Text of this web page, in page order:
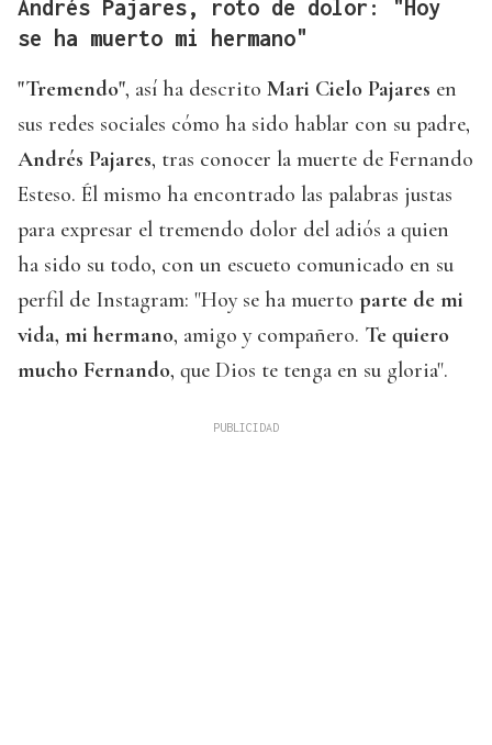
Andrés Pajares, roto de dolor: "Hoy
se ha muerto mi hermano"
"Tremendo", así ha descrito Mari Cielo Pajares en
sus redes sociales cómo ha sido hablar con su padre,
Andrés Pajares, tras conocer la muerte de Fernando
Esteso. Él mismo ha encontrado las palabras justas
para expresar el tremendo dolor del adiós a quien
ha sido su todo, con un escueto comunicado en su
perfil de Instagram: "Hoy se ha muerto parte de mi
vida, mi hermano, amigo y compañero. Te quiero
mucho Fernando, que Dios te tenga en su gloria".